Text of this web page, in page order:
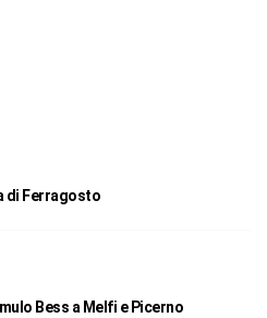
di Ferragosto
Bess a Melfi e Picerno